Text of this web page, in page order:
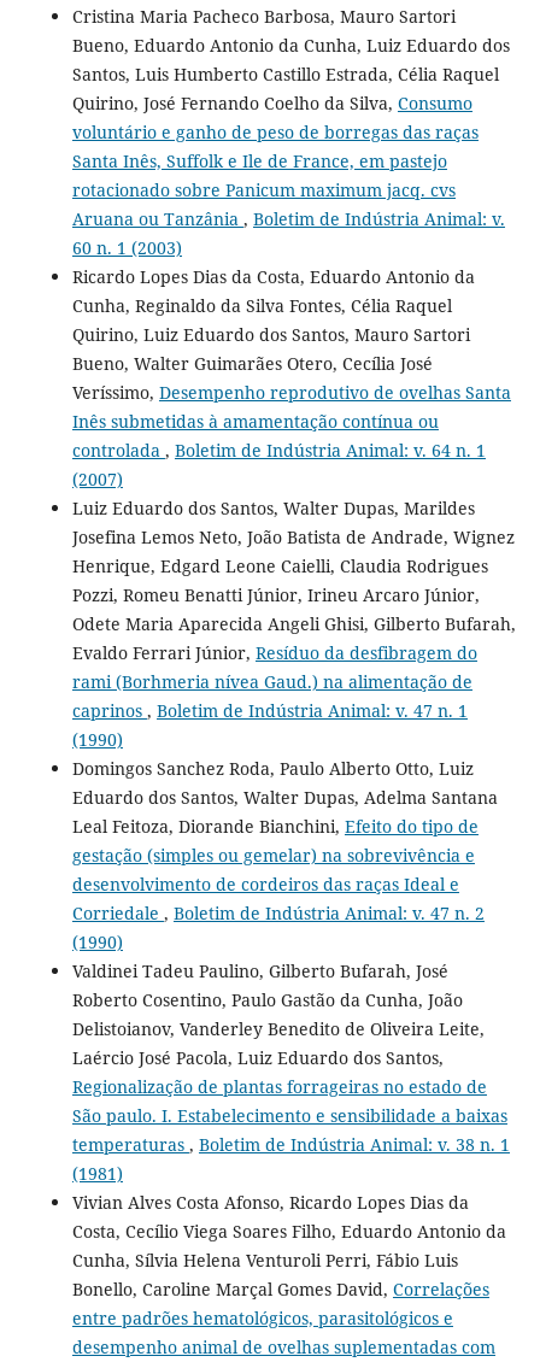
Cristina Maria Pacheco Barbosa, Mauro Sartori
Bueno, Eduardo Antonio da Cunha, Luiz Eduardo dos
Santos, Luis Humberto Castillo Estrada, Célia Raquel
Quirino, José Fernando Coelho da Silva, Consumo
voluntário e ganho de peso de borregas das raças
Santa Inês, Suffolk e Ile de France, em pastejo
rotacionado sobre Panicum maximum jacq. cvs
Aruana ou Tanzânia , Boletim de Indústria Animal: v.
60 n. 1 (2003)
Ricardo Lopes Dias da Costa, Eduardo Antonio da
Cunha, Reginaldo da Silva Fontes, Célia Raquel
Quirino, Luiz Eduardo dos Santos, Mauro Sartori
Bueno, Walter Guimarães Otero, Cecília José
Veríssimo, Desempenho reprodutivo de ovelhas Santa
Inês submetidas à amamentação contínua ou
controlada , Boletim de Indústria Animal: v. 64 n. 1
(2007)
Luiz Eduardo dos Santos, Walter Dupas, Marildes
Josefina Lemos Neto, João Batista de Andrade, Wignez
Henrique, Edgard Leone Caielli, Claudia Rodrigues
Pozzi, Romeu Benatti Júnior, Irineu Arcaro Júnior,
Odete Maria Aparecida Angeli Ghisi, Gilberto Bufarah,
Evaldo Ferrari Júnior, Resíduo da desfibragem do
rami (Borhmeria nívea Gaud.) na alimentação de
caprinos , Boletim de Indústria Animal: v. 47 n. 1
(1990)
Domingos Sanchez Roda, Paulo Alberto Otto, Luiz
Eduardo dos Santos, Walter Dupas, Adelma Santana
Leal Feitoza, Diorande Bianchini, Efeito do tipo de
gestação (simples ou gemelar) na sobrevivência e
desenvolvimento de cordeiros das raças Ideal e
Corriedale , Boletim de Indústria Animal: v. 47 n. 2
(1990)
Valdinei Tadeu Paulino, Gilberto Bufarah, José
Roberto Cosentino, Paulo Gastão da Cunha, João
Delistoianov, Vanderley Benedito de Oliveira Leite,
Laércio José Pacola, Luiz Eduardo dos Santos,
Regionalização de plantas forrageiras no estado de
São paulo. I. Estabelecimento e sensibilidade a baixas
temperaturas , Boletim de Indústria Animal: v. 38 n. 1
(1981)
Vivian Alves Costa Afonso, Ricardo Lopes Dias da
Costa, Cecílio Viega Soares Filho, Eduardo Antonio da
Cunha, Sílvia Helena Venturoli Perri, Fábio Luis
Bonello, Caroline Marçal Gomes David, Correlações
entre padrões hematológicos, parasitológicos e
desempenho animal de ovelhas suplementadas com